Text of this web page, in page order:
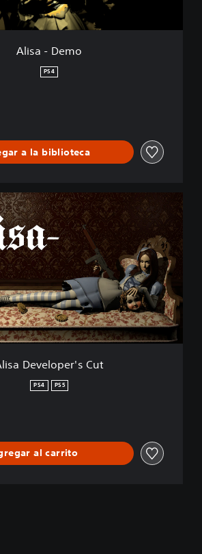
Alisa - Demo
PS4
a la biblioteca
Developer's Cut
PS4 PS5
al carrito